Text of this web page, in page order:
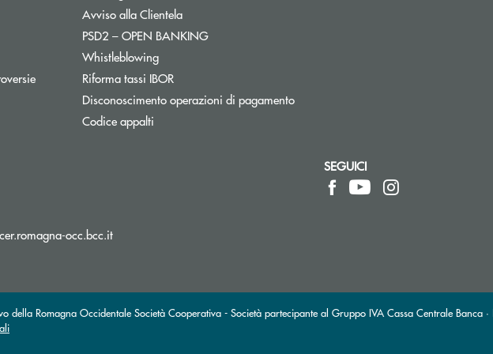
Avviso alla Clientela
PSD2 – OPEN BANKINGApre una nuova finestra
WhistleblowingApre una nuova finestra
Riforma tassi IBOR
Disconoscimento operazioni di pagamento
Codice appalti
di posta elettronica)
occ.bcc.it(si apre l’app di posta elettronica)
SEGUICI
Romagna Occidentale Società Cooperativa - Società partecipante al Gruppo IVA Cassa Centrale Banca ·